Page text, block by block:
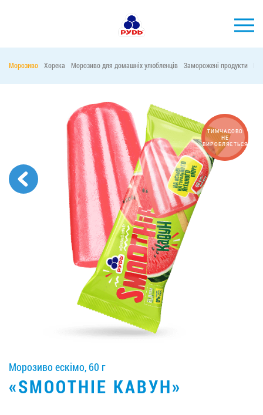
ПРОДУКЦІЯ
КОМПАНІЯ
СПОЖИВАЧАМ
АКЦІЇ
ПРЕС-ЦЕНТР
ХОРЕКА
Тендерні закупівлі
Контакти
Вакансії
ЗАМОВИТИ ПРОДУКЦІЮ «РУДЬ»:
СТАТИ ПАРТНЕРОМ
Морозиво Хорека Морозиво для домашніх улюбленців Заморожені продукти
ТИМЧАСОВО
НЕ
ВИРОБЛЯЄТЬСЯ
Морозиво ескімо, 60 г
«SMOOTHIE КАВУН»